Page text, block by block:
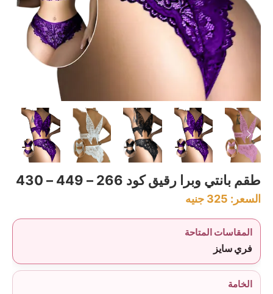
طقم بانتي وبرا رقيق كود 266 – 449 – 430
السعر: 325 جنيه
المقاسات المتاحة
فري سايز
الخامة